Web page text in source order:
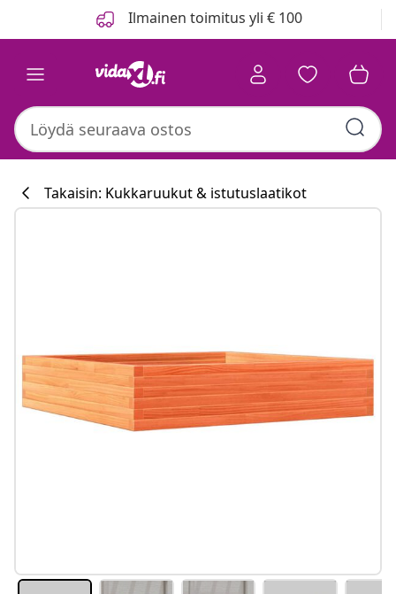
Ilmainen toimitus yli € 100
Takaisin: Kukkaruukut & istutuslaatikot